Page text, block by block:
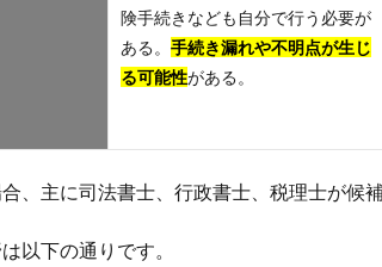
険手続きなども自分で行う必要が
ある。 手続き漏れや不明点が生じ
る可能性がある。
、主に司法書士、行政書士、税理士が候補
以下の通りです。